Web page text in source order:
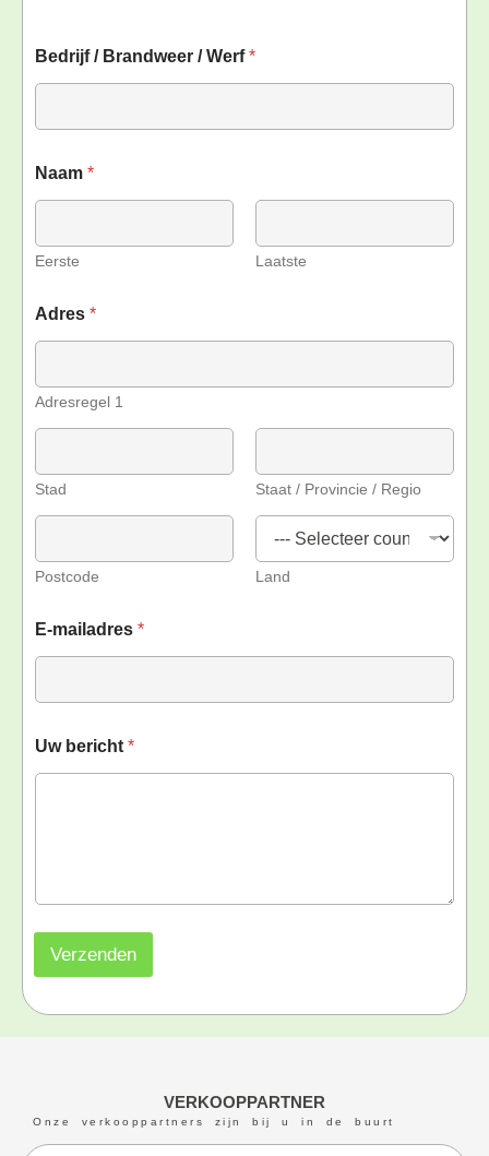
Bedrijf / Brandweer / Werf*
Naam *
Eerste Laatste
Adres *
Adresregel 1
Stad Staat / Provincie / Regio
Postcode Land
E-mailadres *
Uw bericht *
Verzenden
VERKOOPPARTNER
Onze verkooppartners zijn bij u in de buurt